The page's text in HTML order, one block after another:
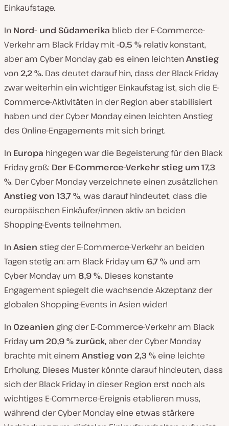
Einkaufstage.
In Nord- und Südamerika blieb der E-Commerce-
Verkehr am Black Friday mit-0,5 % relativ konstant,
aber am Cyber Monday gab es einen leichtenAnstieg
von2,2 %. Das deutet darauf hin, dass der Black Friday
zwar weiterhin ein wichtiger Einkaufstag ist, sich die E-
Commerce-Aktivitäten in der Region aber stabilisiert
haben und der Cyber Monday einen leichten Anstieg
des Online-Engagements mit sich bringt.
In Europa hingegen war die Begeisterung für den Black
Friday groß: Der E-Commerce-Verkehr stieg um 17,3
%. Der Cyber Monday verzeichnete einen zusätzlichen
Anstieg von 13,7 %, was darauf hindeutet, dass die
europäischen Einkäufer/innen aktiv an beiden
Shopping-Events teilnehmen.
InAsien stieg der E-Commerce-Verkehr an beiden
Tagen stetig an: am Black Friday um 6,7 % und am
Cyber Monday um 8,9 %. Dieses konstante
Engagement spiegelt die wachsende Akzeptanz der
globalen Shopping-Events in Asien wider!
In Ozeanien ging der E-Commerce-Verkehr am Black
Fridayum 20,9 % zurück, aber der Cyber Monday
brachte mit einem Anstieg von 2,3 % eine leichte
Erholung. Dieses Muster könnte darauf hindeuten, dass
sich der Black Friday in dieser Region erst noch als
wichtiges E-Commerce-Ereignis etablieren muss,
während der Cyber Monday eine etwas stärkere